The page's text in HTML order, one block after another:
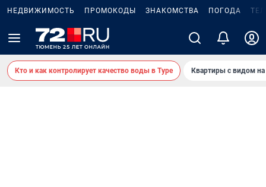
НЕДВИЖИМОСТЬ ПРОМОКОДЫ ЗНАКОМСТВА ПОГОДА
Кто и как контролирует качество воды в Туре Квартиры с видом на